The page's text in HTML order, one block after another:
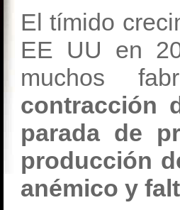
El tímido
EE UU en
muchos
contracción
parada de
producción
anémico y